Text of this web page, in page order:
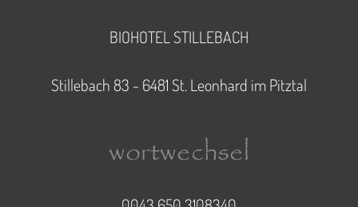
BIOHOTEL STILLEBACH
Stillebach 83 - 6481 St. Leonhard im Pitztal
wortwechsel